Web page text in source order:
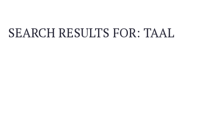
SEARCH RESULTS FOR: TAAL